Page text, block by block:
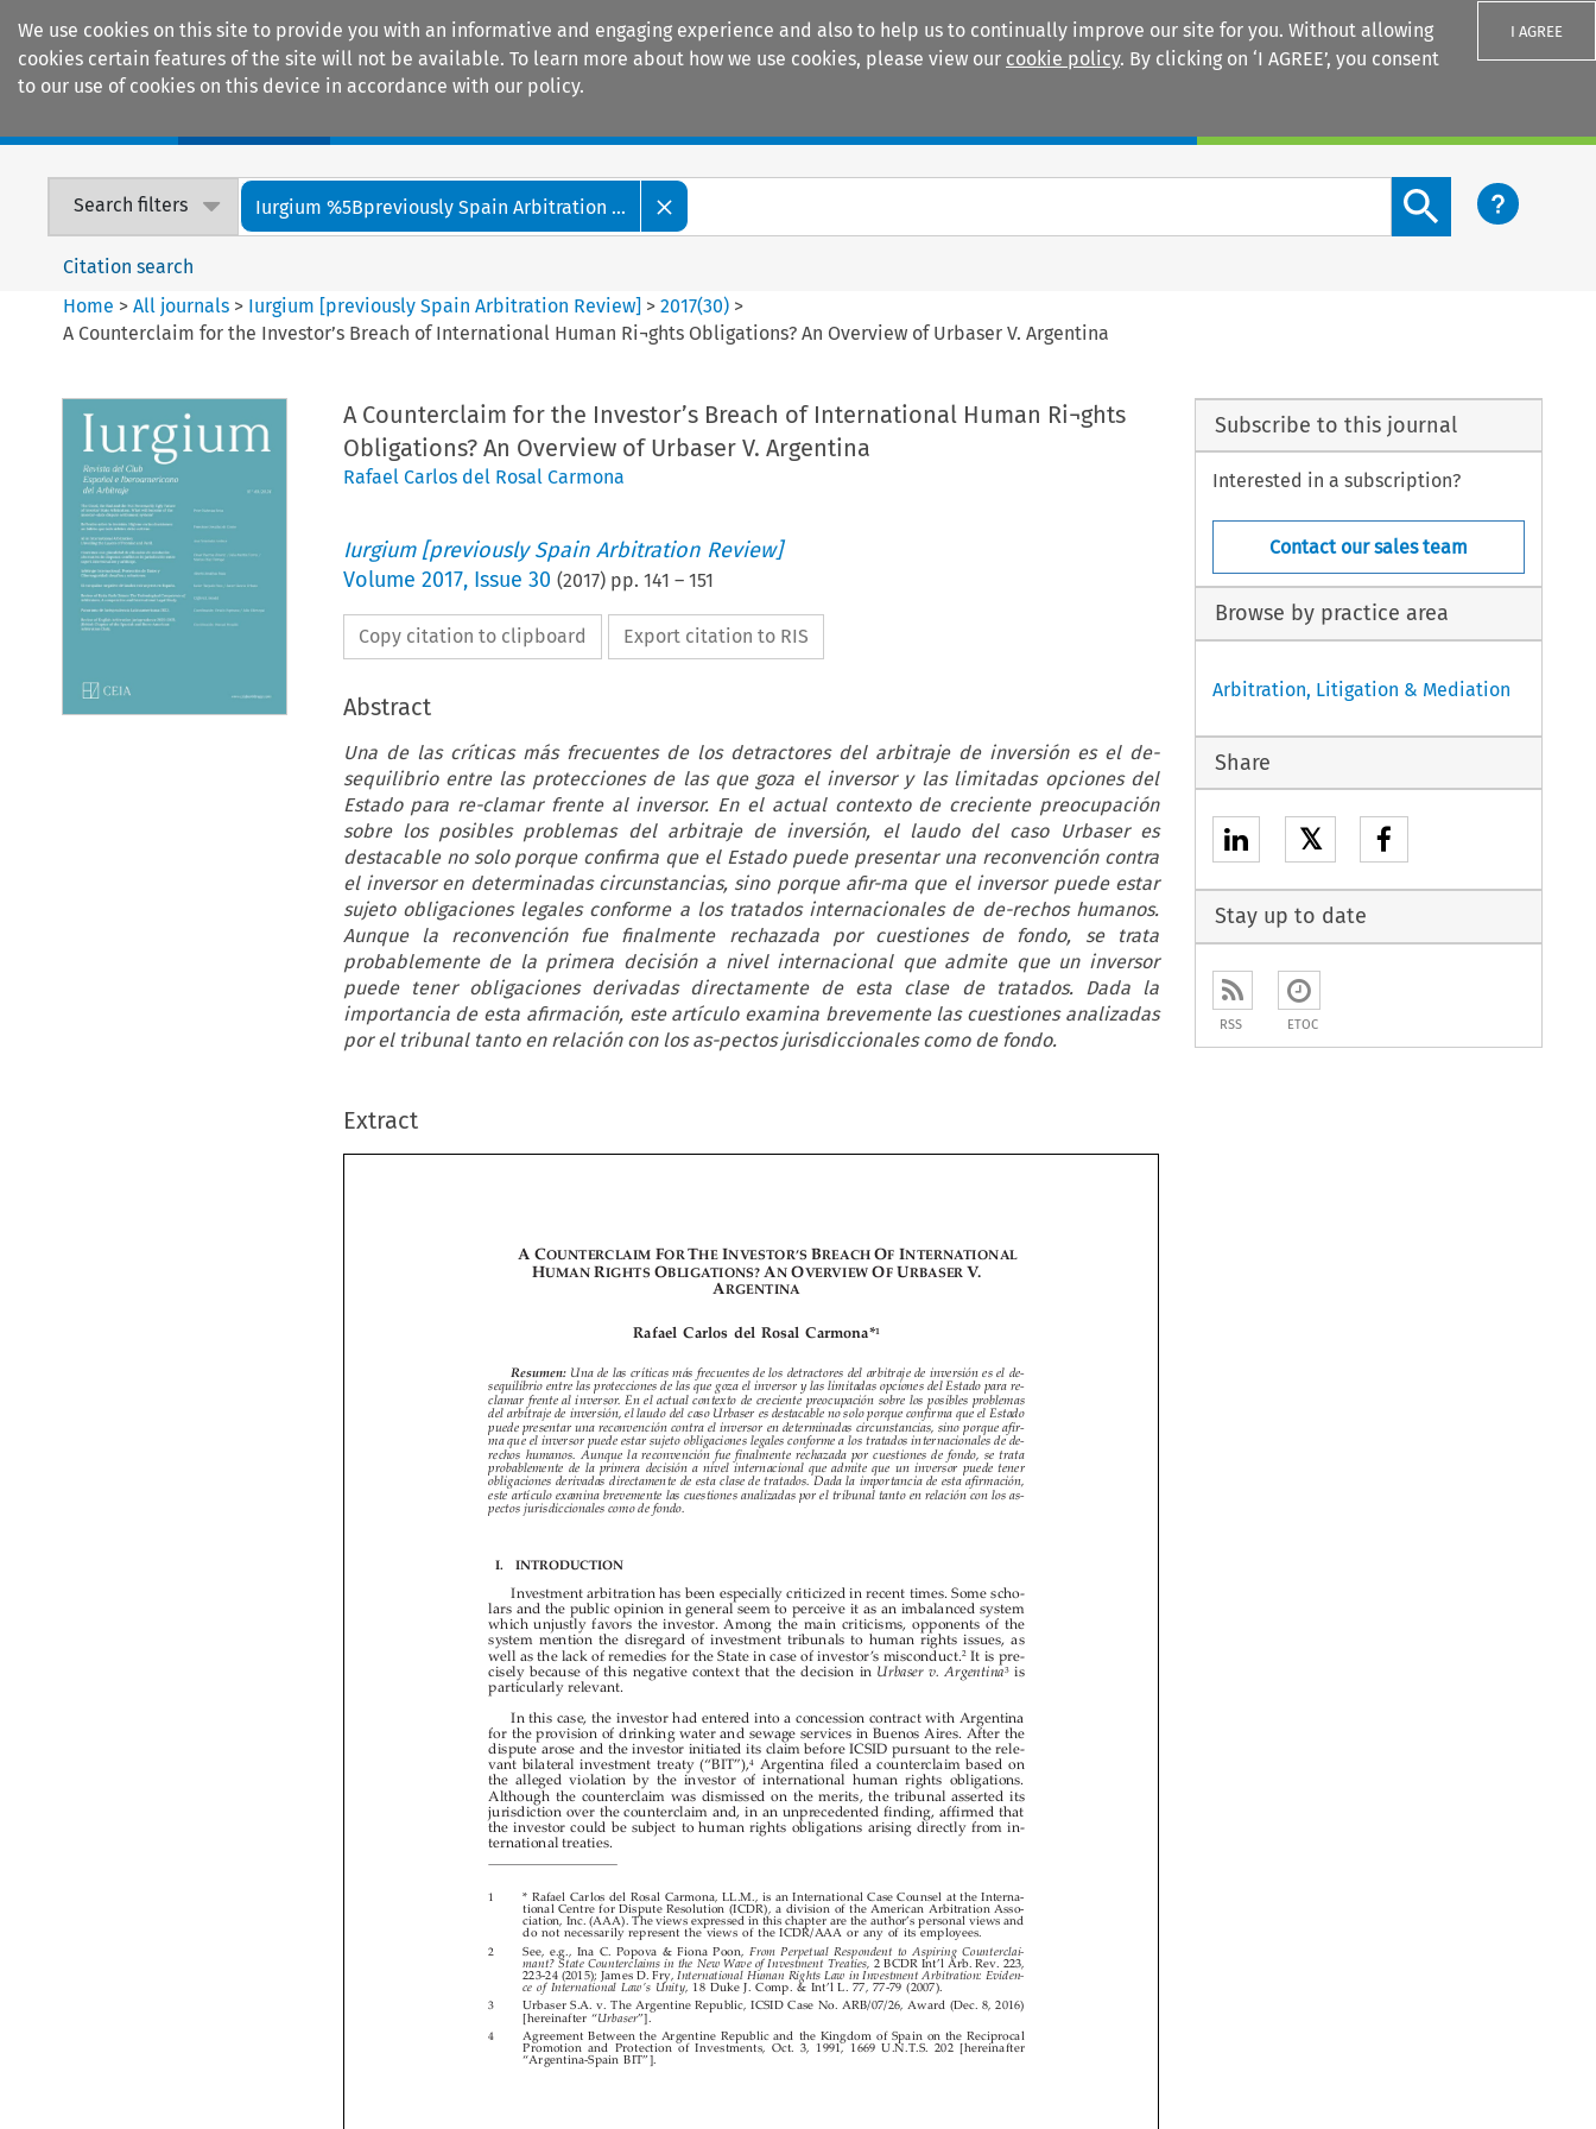
We use cookies on this site to provide you with an informative and engaging experience and also to help us to continually improve our site for you. Without allowing
cookies certain features of the site will not be available. To learn more about how we use cookies, please view our cookie policy. By clicking on ‘I AGREE’, you consent
to our use of cookies on this device in accordance with our policy.
I AGREE
Search filters Iurgium %5Bpreviously Spain Arbitration ...
Search content button
Citation search
Home >All journals > Iurgium [previously Spain Arbitration Review] >2017(30) >
A Counterclaim for the Investor’s Breach of International Human Ri¬ghts Obligations? An Overview of Urbaser V. Argentina
A Counterclaim for the Investor’s Breach of International Human Ri¬ghts
Obligations? An Overview of Urbaser V. Argentina
Rafael Carlos del Rosal Carmona
Iurgium [previously Spain Arbitration Review]
Volume 2017, Issue 30 (2017) pp. 141 – 151
Copy citation to clipboard Export citation to RIS
Abstract
Una de las críticas más frecuentes de los detractores del arbitraje de inversión es el de-
sequilibrio entre las protecciones de las que goza el inversor y las limitadas opciones del
Estado para re-clamar frente al inversor. En el actual contexto de creciente preocupación
sobre los posibles problemas del arbitraje de inversión, el laudo del caso Urbaser es
destacable no solo porque confirma que el Estado puede presentar una reconvención contra
el inversor en determinadas circunstancias, sino porque afir-ma que el inversor puede estar
sujeto obligaciones legales conforme a los tratados internacionales de de-rechos humanos.
Aunque la reconvención fue finalmente rechazada por cuestiones de fondo, se trata
probablemente de la primera decisión a nivel internacional que admite que un inversor
puede tener obligaciones derivadas directamente de esta clase de tratados. Dada la
importancia de esta afirmación, este artículo examina brevemente las cuestiones analizadas
por el tribunal tanto en relación con los as-pectos jurisdiccionales como de fondo.
Extract
            
           




 



 














 
  











 
 


  




 
 
  
 


Revista del Club Español del Arbitraje - 30/2017
F T B O I
ARGENTINA
Rafael Carlos del Rosal Carmona*1
Resumen: Una de las críticas más frecuentes de los detractores del arbitraje de inversión es el de-
sequilibrio entre las protecciones de las que goza el inversor y las limitadas opciones del Estado para re-
clamar frente al inversor. En el actual contexto de creciente preocupación sobre los posibles problemas
del arbitraje de inversión, el laudo del caso Urbaser es destacable no solo porque confirma que el Estado
puede presentar una reconvención contra el inversor en determinadas circunstancias, sino porque afir-
ma que el inversor puede estar sujeto obligaciones legal
es conforme a los tratados internacionales de de
rechos humanos. Aunque la reconvención fue finalmente rechazada por cuestiones de fondo, se trata
probablemente de la primera decisión a nivel internacional que admite que un inversor puede tener
I.  INTRODUCTION
Investment arbitration has been especially criticized in recent times. Some scho-
lars and the public opinion in general seem to perceive it as an imbalanced system
which unjustly favors the investor. Among the main criticisms, opponents of the
system mention the disregard of investment tribunals to human rights issues, as
well as the lack of remedies for the State in case of investor’s misconduct.2 It is pre-
cisely because of this negative context that the decision in Urbaser v. Argentina3 is
particularly relevant.
for the provision of drinking water and sewage services in Buenos Aires. After the
dispute arose and the investor initiated its claim before ICSID pursuant to the rele
vant bilateral investment treaty (“BIT”),4 Argentina filed a counterclaim based on
the alleged violation by the investor of international human rights obligations.
Although the counterclaim was dismissed on the merits, the tribunal asserted its
jurisdiction over the counterclaim and, in an unprecedented finding, affirmed that
the investor could be subject to human rights obligations arising directly from in-
ternational treaties.
1 * Rafael Carlos del Rosal Carmona, LL.M., is an International Case Counsel at the Interna
ciation, Inc. (AAA). The views expressed in this chapter are the author’s personal views and
2
See, e.g., Ina C. Popova & Fiona Poon, From Perpetual Respondent to Aspiring Counterclai -
mant? State Counterclaims in the New Wave of Investment Treaties, 2 BCDR Int’l Arb. Rev. 223,
223-24 (2015); James D. Fry, International Human Rights Law in Investment Arbitration: Eviden-
ce of International Law’s Unity, 18 Duke J. Comp. & Int’l L. 77, 77-79 (2007).
3
Urbaser S.A. v. The Argentine Republic, ICSID Case No. ARB/07/26, Award (Dec. 8, 2016)
[hereinafter “
Urbaser
4
Agreement Between the Argentine Republic and the Kingdom of Spain on the Reciprocal
Promotion and Protection of Investments, Oct. 3, 1991, 1669 U.N.T.S. 202 [hereinafter
“Argentina-Spain BIT”].
Subscribe to this journal
Interested in a subscription?
Contact our sales team
Browse by practice area
Arbitration, Litigation & Mediation
Share
𝕏
Stay up to date
RSS ETOC